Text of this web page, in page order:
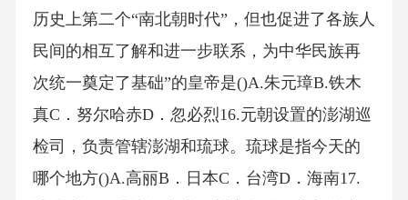
历史上第二个“南北朝时代”，但也促进了各族人
民间的相互了解和进一步联系，为中华民族再
次统一奠定了基础”的皇帝是()A.朱元璋B.铁木
真C．努尔哈赤D．忽必烈16.元朝设置的澎湖巡
检司，负责管辖澎湖和琉球。琉球是指今天的
哪个地方()A.高丽B．日本C．台湾D．海南17.